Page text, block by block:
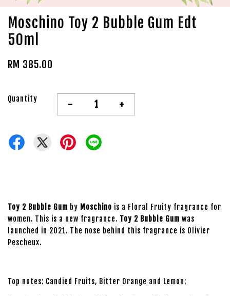
Moschino Toy 2 Bubble Gum Edt
50ml
RM 385.00
Quantity - +
Toy 2 Bubble Gum by Moschino is a Floral Fruity fragrance for
women. This is a new fragrance. Toy 2 Bubble Gum was
launched in 2021. The nose behind this fragrance is Olivier
Pescheux.
Top notes: Candied Fruits, Bitter Orange and Lemon;